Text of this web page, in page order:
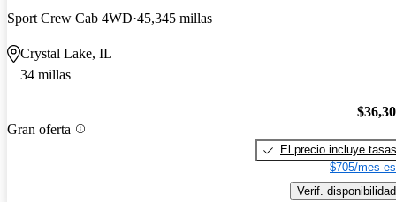
Sport Crew Cab 4WD 45,345 millas
Crystal Lake, IL
34 millas
Gran oferta
El precio incluye tasas
$705/mes
Verif. disponibilidad